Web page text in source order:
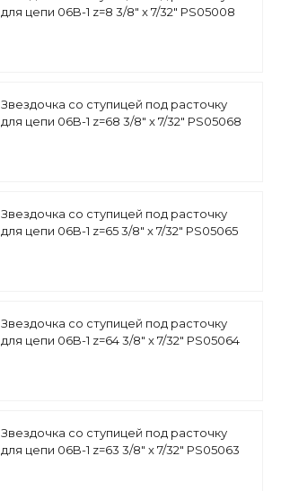
для цепи 06B-1 z=8 3/8" x 7/32" PS05008
Звездочка со ступицей под расточку
для цепи 06B-1 z=68 3/8" x 7/32" PS05068
Звездочка со ступицей под расточку
для цепи 06B-1 z=65 3/8" x 7/32" PS05065
Звездочка со ступицей под расточку
для цепи 06B-1 z=64 3/8" x 7/32" PS05064
Звездочка со ступицей под расточку
для цепи 06B-1 z=63 3/8" x 7/32" PS05063